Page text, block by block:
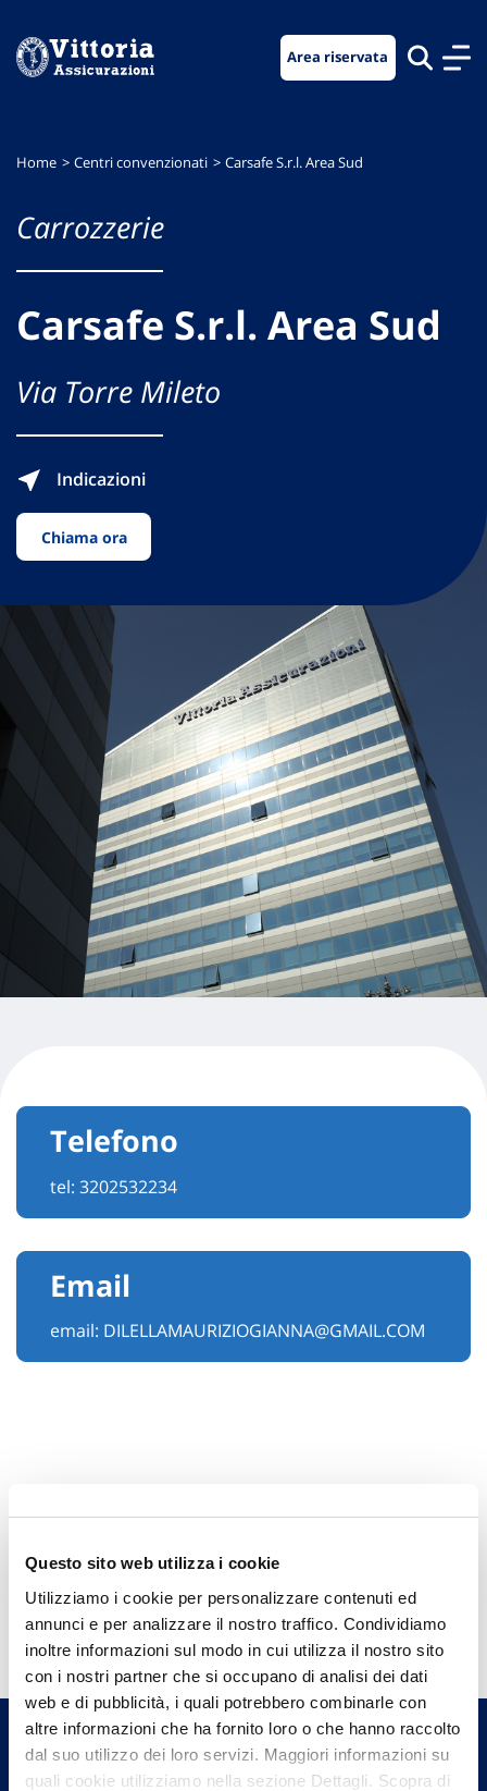
Questo sito web utilizza i cookie
Utilizziamo i cookie per personalizzare contenuti ed
annunci e per analizzare il nostro traffico. Condividiamo
inoltre informazioni sul modo in cui utilizza il nostro sito
con i nostri partner che si occupano di analisi dei dati
web e di pubblicità, i quali potrebbero combinarle con
altre informazioni che ha fornito loro o che hanno raccolto
dal suo utilizzo dei loro servizi. Maggiori informazioni su
quali cookie utilizziamo nella sezione Dettagli. Scopra di
menu
contenuto
footer
Area riservata
Home Centri convenzionati Carsafe S.r.l. Area Sud
Carrozzerie
Carsafe S.r.l. Area Sud
Via Torre Mileto
Indicazioni
Chiama ora
Telefono
tel: 3202532234
Email
email: DILELLAMAURIZIOGIANNA@GMAIL.COM
Hai bisogno di
informazioni?
Trova l'Agenzia più vicina a te e parla con
un nostro Agente.
Contattaci